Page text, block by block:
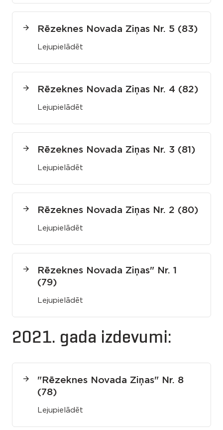
Rēzeknes Novada Ziņas Nr. 5 (83)
Lejupielādēt
Rēzeknes Novada Ziņas Nr. 4 (82)
Lejupielādēt
Rēzeknes Novada Ziņas Nr. 3 (81)
Lejupielādēt
Rēzeknes Novada Ziņas Nr. 2 (80)
Lejupielādēt
Rēzeknes Novada Ziņas" Nr. 1
(79)
Lejupielādēt
2021. gada izdevumi:
"Rēzeknes Novada Ziņas" Nr. 8
(78)
Lejupielādēt